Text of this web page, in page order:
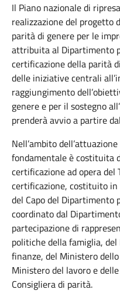
Il Piano nazionale di
realizzazione del progetto
parità di genere per le
attribuita al Dipartimento
certificazione della parità
delle iniziative centrali
raggiungimento
genere e per il sostegno
prenderà avvio a partire
Nell’ambito
fondamentale è costituita
certificazione ad opera del
certificazione, costituito
del Capo del Dipartimento
coordinato dal
partecipazione di
politiche della famiglia,
finanze, del Ministero
Ministero del lavoro e
Consigliera di parità.